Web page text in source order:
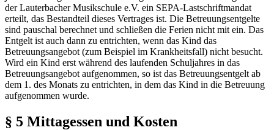
der Lauterbacher Musikschule e.V. ein SEPA-Lastschriftmandat
erteilt, das Bestandteil dieses Vertrages ist. Die Betreuungsentgelte
sind pauschal berechnet und schließen die Ferien nicht mit ein. Das
Entgelt ist auch dann zu entrichten, wenn das Kind das
Betreuungsangebot (zum Beispiel im Krankheitsfall) nicht besucht.
Wird ein Kind erst während des laufenden Schuljahres in das
Betreuungsangebot aufgenommen, so ist das Betreuungsentgelt ab
dem 1. des Monats zu entrichten, in dem das Kind in die Betreuung
aufgenommen wurde.
§ 5 Mittagessen und Kosten